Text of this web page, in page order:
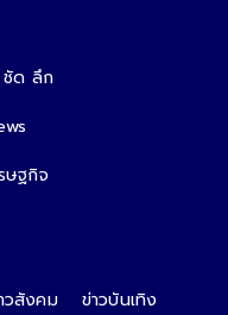
ด ลึก
ษฐกิจ
วสังคม
ข่าวบันเทิง